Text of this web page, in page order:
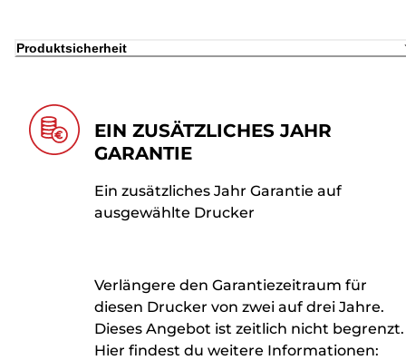
Produktsicherheit
EIN ZUSÄTZLICHES JAHR
GARANTIE
Ein zusätzliches Jahr Garantie auf
ausgewählte Drucker
Verlängere den Garantiezeitraum für
diesen Drucker von zwei auf drei Jahre.
Dieses Angebot ist zeitlich nicht begrenzt.
Hier findest du weitere Informationen: